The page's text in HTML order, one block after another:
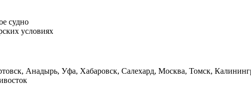
судно
условиях
Анадырь, Уфа, Хабаровск, Салехард, Москва, Томск,